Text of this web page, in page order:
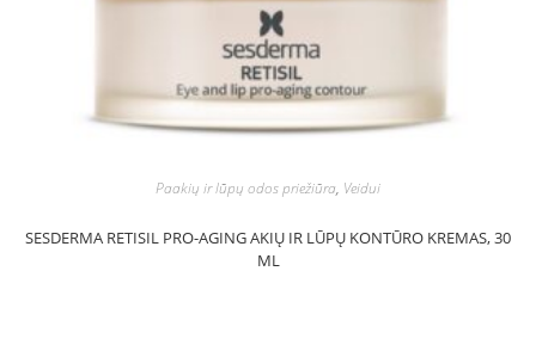
Paakių ir lūpų odos priežiūra, Veidui
SESDERMA RETISIL PRO-AGING AKIŲ IR LŪPŲ KONTŪRO KREMAS, 30
ML